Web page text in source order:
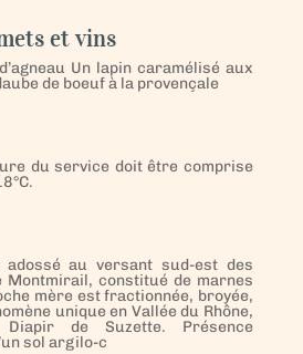
et vins
Un lapin caramélisé aux
de boeuf à la provençale
du service doit être comprise
adossé au versant sud-est des
Montmirail, constitué de marnes
mère est fractionnée, broyée,
unique en Vallée du Rhône,
de Suzette. Présence
sol argilo-c